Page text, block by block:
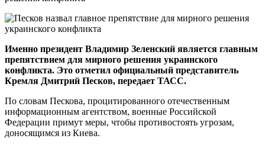
Именно президент Владимир Зеленский является главным
препятствием для мирного решения украинского
конфликта. Это отметил официальный представитель
Кремля Дмитрий Песков, передает ТАСС.
По словам Пескова, процитированного отечественным
информационным агентством, военные Российской
Федерации примут меры, чтобы противостоять угрозам,
доносящимся из Киева.